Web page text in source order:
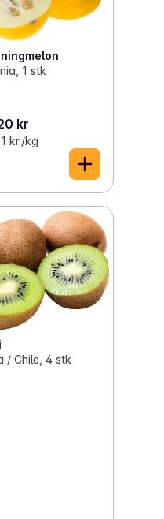
1 stk
kr
kr /kg
/ Chile, 4 stk